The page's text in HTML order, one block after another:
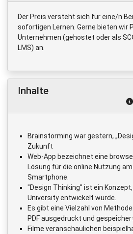
Der Preis versteht sich für eine/n
sofortigen Lernen. Gerne bieten wir
Unternehmen (gehostet oder als
LMS) an.
Inhalte
Brainstorming war gestern,
Zukunft
Web-App bezeichnet eine
Lösung für die online Nutzung
Smartphone.
"Design Thinking" ist ein
University entwickelt wurde.
Es gibt eine Vielzahl von
PDF ausgedruckt und
Filme veranschaulichen